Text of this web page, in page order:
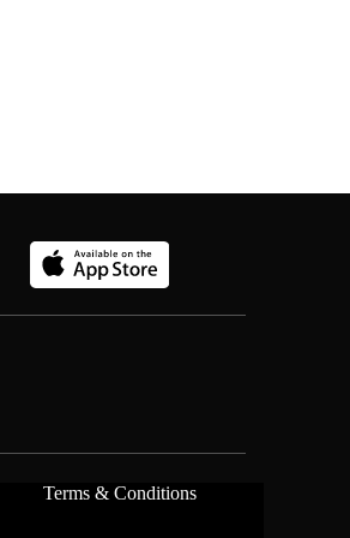
Terms & Conditions